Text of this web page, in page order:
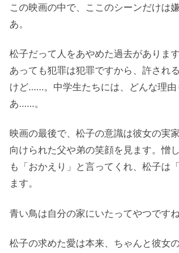
この映画の中で、ここのシーンだけは
あ。
松子だって人をあやめた過去がありま
あっても犯罪は犯罪ですから、許され
けど……。中学生たちには、どんな理由
あ……。
映画の最後で、松子の意識は彼女の実
向けられた父や弟の笑顔を見ます。憎
も「おかえり」と言ってくれ、松子は
ます。
青い鳥は自分の家にいたってやつですね
松子の求めた愛は本来、ちゃんと彼女